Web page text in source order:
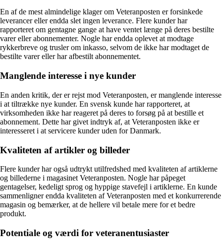
En af de mest almindelige klager om Veteranposten er forsinkede
leverancer eller endda slet ingen leverance. Flere kunder har
rapporteret om gentagne gange at have ventet længe på deres bestilte
varer eller abonnementer. Nogle har endda oplevet at modtage
rykkerbreve og trusler om inkasso, selvom de ikke har modtaget de
bestilte varer eller har afbestilt abonnementet.
Manglende interesse i nye kunder
En anden kritik, der er rejst mod Veteranposten, er manglende interesse
i at tiltrække nye kunder. En svensk kunde har rapporteret, at
virksomheden ikke har reageret på deres to forsøg på at bestille et
abonnement. Dette har givet indtryk af, at Veteranposten ikke er
interesseret i at servicere kunder uden for Danmark.
Kvaliteten af artikler og billeder
Flere kunder har også udtrykt utilfredshed med kvaliteten af artiklerne
og billederne i magasinet Veteranposten. Nogle har påpeget
gentagelser, kedeligt sprog og hyppige stavefejl i artiklerne. En kunde
sammenligner endda kvaliteten af Veteranposten med et konkurrerende
magasin og bemærker, at de hellere vil betale mere for et bedre
produkt.
Potentiale og værdi for veteranentusiaster